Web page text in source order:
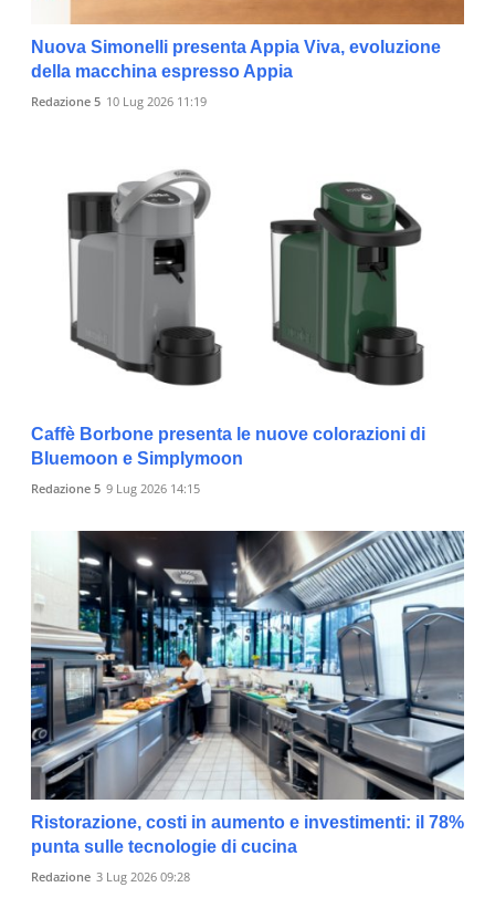
Nuova Simonelli presenta Appia Viva, evoluzione
della macchina espresso Appia
Redazione 5 10 Lug 2026 11:19
Caffè Borbone presenta le nuove colorazioni di
Bluemoon e Simplymoon
Redazione 5 9 Lug 2026 14:15
Ristorazione, costi in aumento e investimenti: il 78%
punta sulle tecnologie di cucina
Redazione 3 Lug 2026 09:28